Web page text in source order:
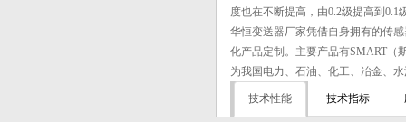
度也在不断提高，由0.2级提高到
华恒变送器厂家凭借自身拥有的传
化产品定制。主要产品有SMART（
为我国电力、石油、化工、冶金、
技术性能 技术指标